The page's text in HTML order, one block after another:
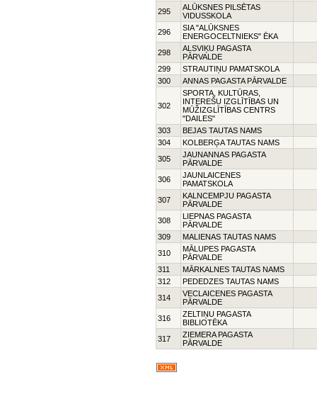
295
ALŪKSNES PILSĒTAS
VIDUSSKOLA
296
SIA "ALŪKSNES
ENERGOCELTNIEKS" ĒKA
298
ALSVIĶU PAGASTA
PĀRVALDE
299
STRAUTIŅU PAMATSKOLA
300
ANNAS PAGASTA PĀRVALDE
302
SPORTA, KULTŪRAS,
INTEREŠU IZGLĪTĪBAS UN
MŪŽIZGLĪTĪBAS CENTRS
"DAILES"
303
BEJAS TAUTAS NAMS
304
KOLBERĢA TAUTAS NAMS
305
JAUNANNAS PAGASTA
PĀRVALDE
306
JAUNLAICENES
PAMATSKOLA
307
KALNCEMPJU PAGASTA
PĀRVALDE
308
LIEPNAS PAGASTA
PĀRVALDE
309
MALIENAS TAUTAS NAMS
310
MĀLUPES PAGASTA
PĀRVALDE
311
MĀRKALNES TAUTAS NAMS
312
PEDEDZES TAUTAS NAMS
314
VECLAICENES PAGASTA
PĀRVALDE
316
ZELTIŅU PAGASTA
BIBLIOTĒKA
317
ZIEMERA PAGASTA
PĀRVALDE